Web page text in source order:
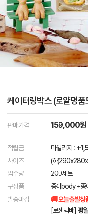
케이터링박스 (로얄명
판매가격 159,000원
적립금 마일리지 :
사이즈
(하
입수량
200세트
구성품
종이body +종
발송마감
🚚 오늘출발상
[로젠택배] 평